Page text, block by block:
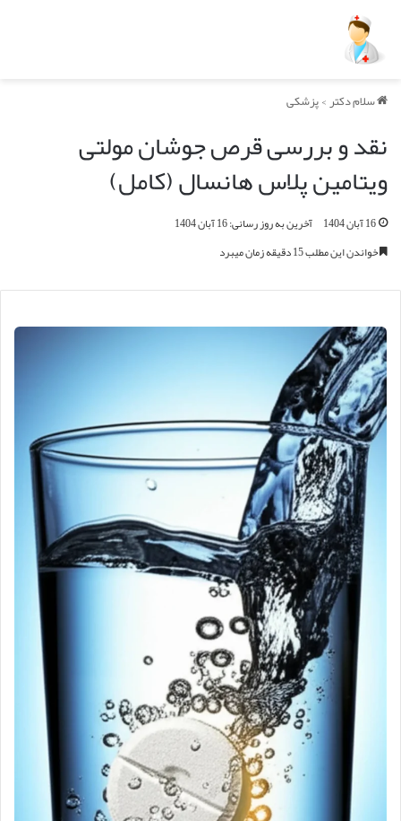
سلام دکتر>پزشکی
نقد و بررسی قرص جوشان مولتی
ویتامین پلاس هانسال (کامل)
16 آبان 1404
آخرین به روز رسانی: 16 آبان 1404
خواندن این مطلب 15 دقیقه زمان میبرد